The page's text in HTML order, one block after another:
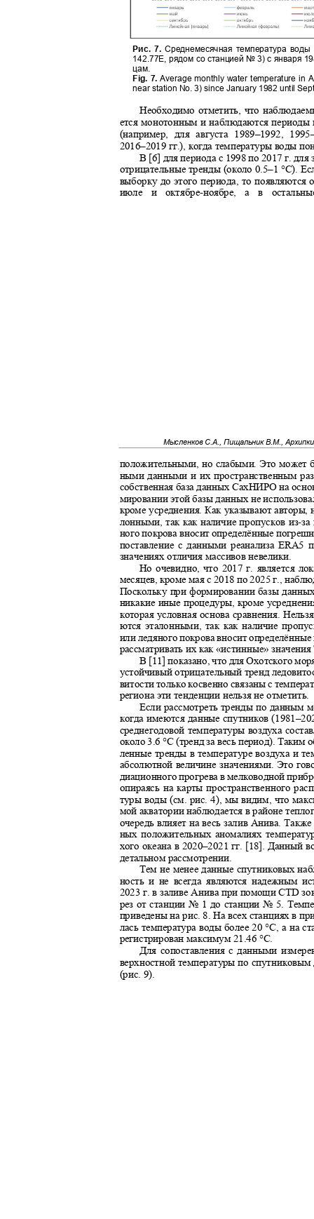
Рис. 7.Среднемесячная температура
142.77E, рядом со станцией № 3) с января
цам.
Fig. 7.Average monthly water temperature in
near station No. 3) since January 1982 until
Необходимо отметить, что
ется монотонным и наблюдаются
(например, для августа 1989–1992, 1995
2016–2019 гг.), когда температуры воды
В [6] для периода с 1998 по 2017 г.
отрицательные тренды (около 0.5–1 °С).
выборку до этого периода, то появляются
июле и октябре-ноябре, а в
Мысленков С.А., Пищальник В.М.,
положительными, но слабыми. Это может
ными данными и их пространственным
собственная база данных СахНИРО на
мировании этой базы данных не
кроме усреднения. Как указывают авторы,
лонными, так как наличие пропусков из-за
ного покрова вносит определённые
поставление с данными реанализаERA5
значениях отличия массивов невелики.
Но очевидно, что 2017 г. является
месяцев, кроме мая с 2018 по 2025 г.,
Поскольку при формировании базы
никакие иные процедуры, кроме
которая условная основа сравнения.
ются эталонными, так как наличие
или ледяного покрова вносит
рассматривать их как «истинные»
В [11] показано, что для Охотского
устойчивый отрицательный тренд
витости только косвенно связаны с
региона эти тенденции нельзя не отметить.
Если рассмотреть тренды по данным
когда имеются данные спутников
среднегодовой температуры воздуха
около 3.6 °С (тренд за весь период).
ленные тренды в температуре воздуха и
абсолютной величине значениями. Это
диационного прогрева в мелководной
опираясь на карты пространственного
туры воды (см. рис. 4), мы видим, что
мой акватории наблюдается в районе
очередь влияет на весь залив Анива.
ных положительных аномалиях
хого океана в 2020‒2021 гг. [18]. Данный
детальном рассмотрении.
Тем не менее данные спутниковых
ность и не всегда являются надежным
2023 г. в заливе Анива при помощиCTD
рез от станции № 1 до станции № 5.
приведены на рис. 8. На всех станциях в
лась температура воды более 20 °С, а на
регистрирован максимум 21.46 °С.
Для сопоставления с данными
верхностной температуры по
(рис. 9).